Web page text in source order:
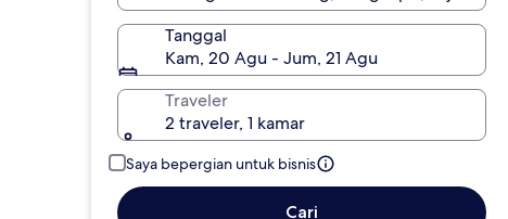
Tanggal
Kam, 20 Agu - Jum, 21 Agu
Traveler
2 traveler, 1 kamar
Saya bepergian untuk bisnis
Cari